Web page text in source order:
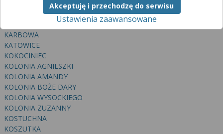
KARBOWA
KATOWICE
KOKOCINIEC
KOLONIA AGNIESZKI
KOLONIA AMANDY
KOLONIA BOŻE DARY
KOLONIA WYSOCKIEGO
KOLONIA ZUZANNY
KOSTUCHNA
KOSZUTKA
obsługi dodatkowych funkcjonalności
usprawniających działanie naszego serwisu,
analizy tego, w jaki sposób korzystasz z naszej
strony,
marketingu bezpośredniego i wyświetlania reklam, w
tym reklam spersonalizowanych,
udostępniania funkcji mediów społecznościowych.
Kliknij „Akceptuję i przechodzę do serwisu”, aby
wyrazić zgodę na przetwarzanie przez nas i
naszych partnerów Twoich danych w
powyższych celach.
Akceptuję i przechodzę do serwisu
Ustawienia zaawansowane